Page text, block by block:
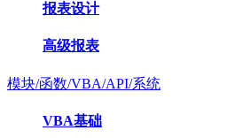
报表设计
高级报表
模块/函数/VBA/API/系统
VBA基础